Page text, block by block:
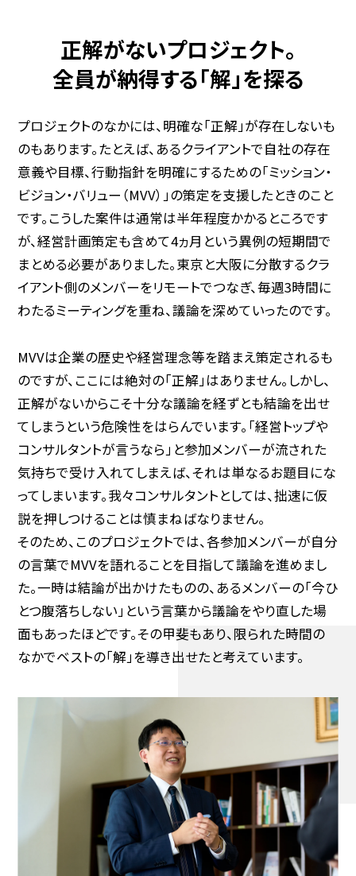
正解がないプロジェクト。
全員が納得する「解」を探る
プロジェクトのなかには、明確な「正解」が存在しないも
のもあります。たとえば、あるクライアントで自社の存在
意義や目標、行動指針を明確にするための「ミッション・
ビジョン・バリュー（MVV）」の策定を支援したときのこと
です。こうした案件は通常は半年程度かかるところです
が、経営計画策定も含めて4ヵ月という異例の短期間で
まとめる必要がありました。東京と大阪に分散するクラ
イアント側のメンバーをリモートでつなぎ、毎週3時間に
わたるミーティングを重ね、議論を深めていったのです。
MVVは企業の歴史や経営理念等を踏まえ策定されるも
のですが、ここには絶対の「正解」はありません。しかし、
正解がないからこそ十分な議論を経ずとも結論を出せ
てしまうという危険性をはらんでいます。「経営トップや
コンサルタントが言うなら」と参加メンバーが流された
気持ちで受け入れてしまえば、それは単なるお題目にな
ってしまいます。我々コンサルタントとしては、拙速に仮
説を押しつけることは慎まねばなりません。
そのため、このプロジェクトでは、各参加メンバーが自分
の言葉でMVVを語れることを目指して議論を進めまし
た。一時は結論が出かけたものの、あるメンバーの「今ひ
とつ腹落ちしない」という言葉から議論をやり直した場
面もあったほどです。その甲斐もあり、限られた時間の
なかでベストの「解」を導き出せたと考えています。